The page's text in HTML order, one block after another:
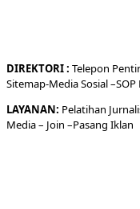
DIREKTORI: Telepon
Sitemap-Media Sosial –
LAYANAN: Pelatihan
Media– Join –Pasang Iklan